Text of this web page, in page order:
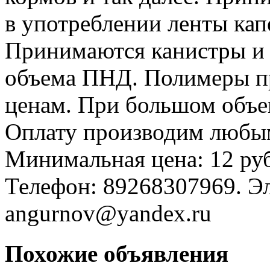
в употреблении ленты
Принимаются канистры и
объема ПНД. Полимеры
ценам. При большом
Оплату производим
Минимальная цена: 12
Телефон: 89268307969.
angurnov@yandex.ru
Похожие объявления